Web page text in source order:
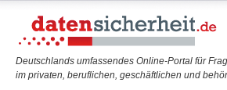
Deutschlands umfassendes Online-Portal für
im privaten, beruflichen, geschäftlichen und